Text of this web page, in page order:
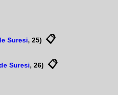
Suresi, 25) 📋
Suresi, 26) 📋